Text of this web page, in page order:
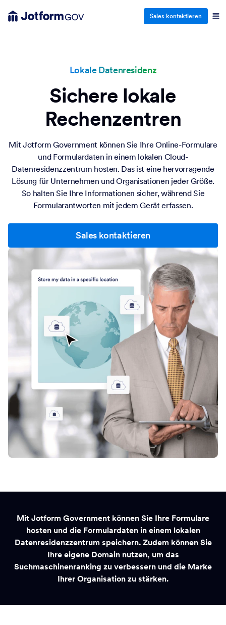
Sales kontaktieren
Lokale Datenresidenz
Sichere lokale
Rechenzentren
Mit Jotform Government können Sie Ihre Online-Formulare
und Formulardaten in einem lokalen Cloud-
Datenresidenzzentrum hosten. Das ist eine hervorragende
Lösung für Unternehmen und Organisationen jeder Größe.
So halten Sie Ihre Informationen sicher, während Sie
Formularantworten mit jedem Gerät erfassen.
Sales kontaktieren
Mit Jotform Government können Sie Ihre Formulare
hosten und die Formulardaten in einem lokalen
Datenresidenzzentrum speichern. Zudem können Sie
Ihre eigene Domain nutzen, um das
Suchmaschinenranking zu verbessern und die Marke
Ihrer Organisation zu stärken.